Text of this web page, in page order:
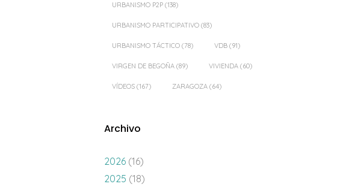
URBANISMO P2P (138)
URBANISMO PARTICIPATIVO (83)
URBANISMO TÁCTICO (78) VDB (91)
VIRGEN DE BEGOÑA (89) VIVIENDA (60)
VÍDEOS (167) ZARAGOZA (64)
Archivo
2026 (16)
2025 (18)